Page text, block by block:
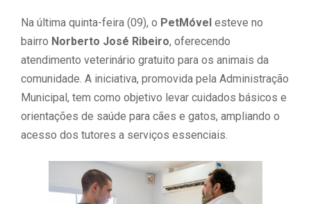
Na última quinta-feira (09), o PetMóvel esteve no
bairro Norberto José Ribeiro, oferecendo
atendimento veterinário gratuito para os animais da
comunidade. A iniciativa, promovida pela Administração
Municipal, tem como objetivo levar cuidados básicos e
orientações de saúde para cães e gatos, ampliando o
acesso dos tutores a serviços essenciais.